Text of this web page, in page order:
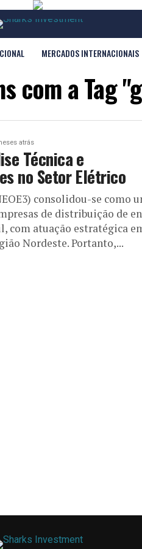
MERCADOS INTERNACIONAIS
com a Tag
atrás
Técnica e
no Setor Elétrico
consolidou-se como
de distribuição de
com atuação estratégica
Nordeste. Portanto,...